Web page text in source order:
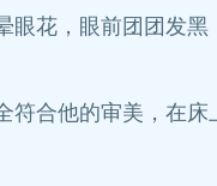
花，眼前团团发黑
合他的审美，在床